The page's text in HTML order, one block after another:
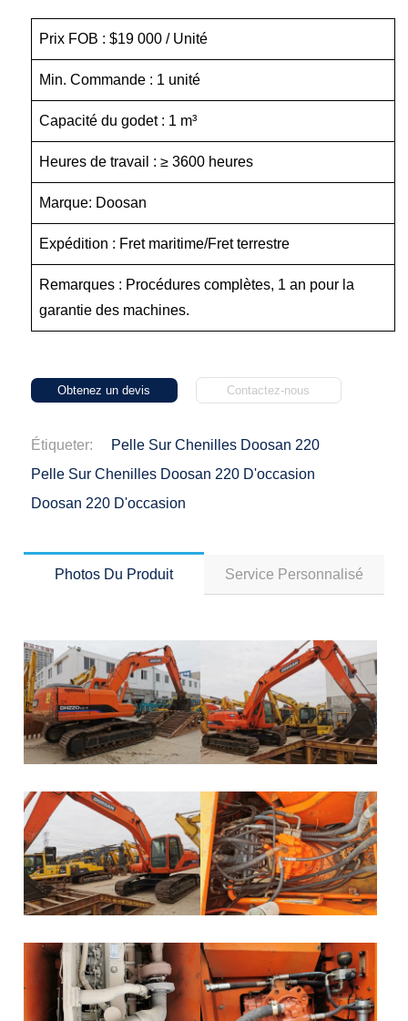
Prix FOB : $19 000 / Unité
Min. Commande : 1 unité
Capacité du godet : 1 m³
Heures de travail : ≥ 3600 heures
Marque: Doosan
Expédition : Fret maritime/Fret terrestre
Remarques : Procédures complètes, 1 an pour la
garantie des machines.
Obtenez un devis Contactez-nous
Étiqueter:
Pelle Sur Chenilles Doosan 220
Pelle Sur Chenilles Doosan 220 D'occasion
Doosan 220 D'occasion
Photos Du Produit Service Personnalisé